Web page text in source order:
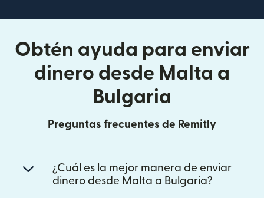
Obtén ayuda para enviar
dinero desde Malta a
Bulgaria
Preguntas frecuentes de Remitly
¿Cuál es la mejor manera de enviar
dinero desde Malta a Bulgaria?